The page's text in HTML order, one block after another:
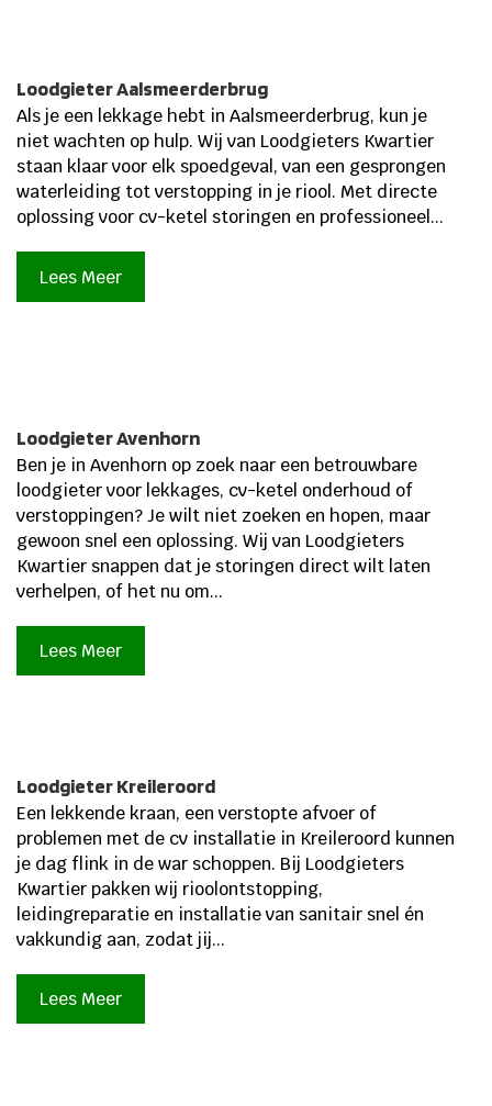
Loodgieter Aalsmeerderbrug
Als je een lekkage hebt in Aalsmeerderbrug, kun je
niet wachten op hulp.​ Wij van Loodgieters Kwartier
staan klaar voor elk spoedgeval, van een gesprongen
waterleiding tot verstopping in je riool.​ Met directe
oplossing voor cv-ketel storingen en professioneel...
Lees Meer
Loodgieter Avenhorn
Ben je in Avenhorn op zoek naar een betrouwbare
loodgieter voor lekkages, cv-ketel onderhoud of
verstoppingen? Je wilt niet zoeken en hopen, maar
gewoon snel een oplossing. Wij van Loodgieters
Kwartier snappen dat je storingen direct wilt laten
verhelpen, of het nu om...
Lees Meer
Loodgieter Kreileroord
Een lekkende kraan, een verstopte afvoer of
problemen met de cv installatie in Kreileroord kunnen
je dag flink in de war schoppen. Bij Loodgieters
Kwartier pakken wij rioolontstopping,
leidingreparatie en installatie van sanitair snel én
vakkundig aan, zodat jij...
Lees Meer